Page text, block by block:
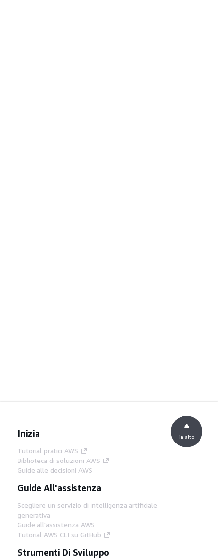
Inizia
Tutorial pratici AWS
Biblioteca di soluzioni AWS
Guide alle decisioni AWS
Guide All'assistenza
Scegliere un servizio di intelligenza artificiale
generativa
Guide all'assistenza AWS
Tutorial AWS CLI su GitHub
Strumenti Di Sviluppo
in alto